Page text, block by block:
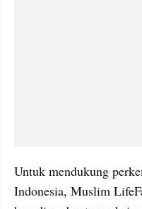
Untuk mendukung
Indonesia, Muslim